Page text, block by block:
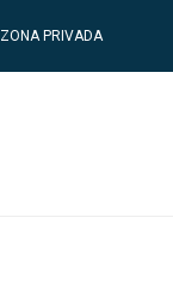
ZONA PRIVADA